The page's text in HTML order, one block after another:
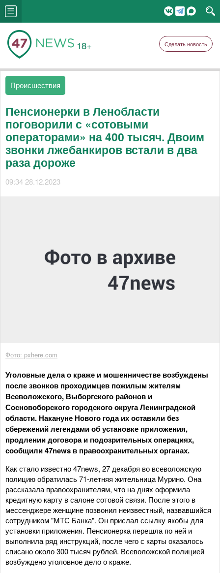
18+ Сделать новость
Происшествия
Пенсионерки в Ленобласти
поговорили с «сотовыми
операторами» на 400 тысяч. Двоим
звонки лжебанкиров встали в два
раза дороже
09:34 28.12.2023
Фото: pxhere.com
Уголовные дела о краже и мошенничестве возбуждены
после звонков проходимцев пожилым жителям
Всеволожского, Выборгского районов и
Сосновоборского городского округа Ленинградской
области. Накануне Нового года их оставили без
сбережений легендами об установке приложения,
продлении договора и подозрительных операциях,
сообщили 47news в правоохранительных органах.
Как стало известно 47news, 27 декабря во всеволожскую
полицию обратилась 71-летняя жительница Мурино. Она
рассказала правоохранителям, что на днях оформила
кредитную карту в салоне сотовой связи. После этого в
мессенджере женщине позвонил неизвестный, назвавшийся
сотрудником "МТС Банка". Он прислал ссылку якобы для
установки приложения. Пенсионерка перешла по ней и
выполнила ряд инструкций, после чего с карты оказалось
списано около 300 тысяч рублей. Всеволожской полицией
возбуждено уголовное дело о краже.